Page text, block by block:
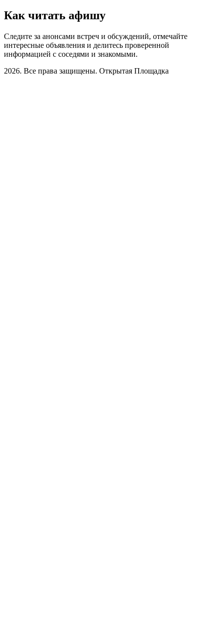
Как читать афишу
Следите за анонсами встреч и обсуждений, отмечайте
интересные объявления и делитесь проверенной
информацией с соседями и знакомыми.
2026. Все права защищены. Открытая Площадка